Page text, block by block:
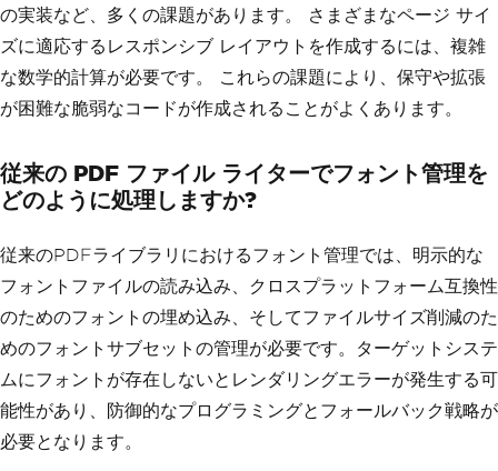
// Switch back to regular font
contents.SelectFont( arial , 12.0 );
contents.DrawText arial, 12.0,
"Annual
Summary"
8.5 );
の実装など、多くの課題があります。 さまざまなページ サイ
ズに適応するレスポンシブ レイアウトを作成するには、複雑
な数学的計算が必要です。 これらの課題により、保守や拡張
が困難な脆弱なコードが作成されることがよくあります。
従来の PDF ファイル ライターでフォント管理を
どのように処理しますか?
従来のPDFライブラリにおけるフォント管理では、明示的な
フォントファイルの読み込み、クロスプラットフォーム互換性
のためのフォントの埋め込み、そしてファイルサイズ削減のた
めのフォントサブセットの管理が必要です。ターゲットシステ
ムにフォントが存在しないとレンダリングエラーが発生する可
能性があり、防御的なプログラミングとフォールバック戦略が
必要となります。